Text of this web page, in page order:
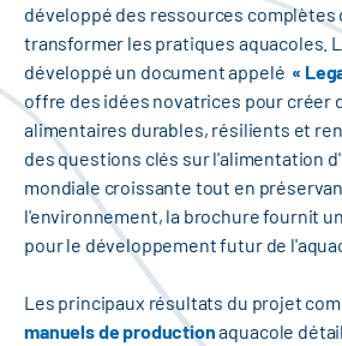
développé des ressources
transformer les pratiques aquacoles.
développé un document appelé «
offre des idées novatrices pour créer
alimentaires durables, résilients et
des questions clés sur l'alimentation
mondiale croissante tout en
l'environnement, la brochure fournit
pour le développement futur de
Les principaux résultats du projet
manuels de productionaquacole